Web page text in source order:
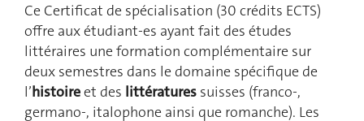
Ce Certificat de spécialisation (30 crédits ECTS)
offre aux étudiant-es ayant fait des études
littéraires une formation complémentaire sur
deux semestres dans le domaine spécifique de
l’histoireet des littératures suisses (franco-,
germano-, italophone ainsi que romanche). Les